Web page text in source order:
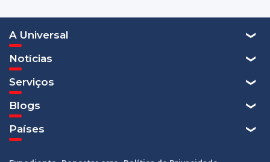
A Universal
Notícias
Serviços
Blogs
Países